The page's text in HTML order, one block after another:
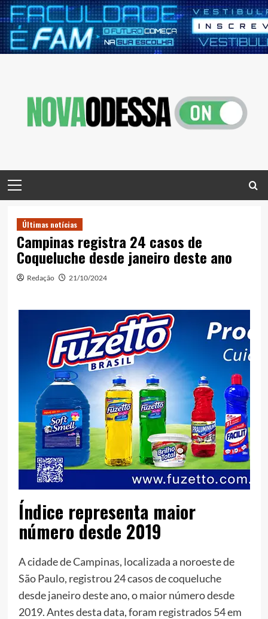
Menu
Últimas notícias
Campinas registra 24 casos de
Coqueluche desde janeiro deste ano
Redação 21/10/2024
Índice representa maior
número desde 2019
A cidade de Campinas, localizada a noroeste de
São Paulo, registrou 24 casos de coqueluche
desde janeiro deste ano, o maior número desde
2019. Antes desta data, foram registrados 54 em